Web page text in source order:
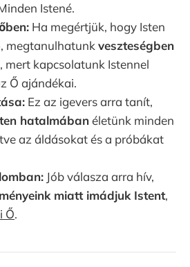
Istené.
Ha megértjük, hogy Isten
megtanulhatunk veszteségben
, mert kapcsolatunk Istennel
Ő ajándékai.
Ez az igevers arra tanít,
hatalmábanéletünk minden
az áldásokat és a próbákat
Jób válasza arra hív,
miatt imádjuk Istent,
Ő.